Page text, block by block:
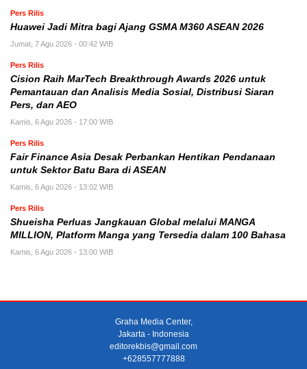
Pers Rilis
Huawei Jadi Mitra bagi Ajang GSMA M360 ASEAN 2026
Jumat, 7 Agu 2026 - 00:42 WIB
Pers Rilis
Cision Raih MarTech Breakthrough Awards 2026 untuk
Pemantauan dan Analisis Media Sosial, Distribusi Siaran
Pers, dan AEO
Kamis, 6 Agu 2026 - 17:00 WIB
Pers Rilis
Fair Finance Asia Desak Perbankan Hentikan Pendanaan
untuk Sektor Batu Bara di ASEAN
Kamis, 6 Agu 2026 - 13:02 WIB
Pers Rilis
Shueisha Perluas Jangkauan Global melalui MANGA
MILLION, Platform Manga yang Tersedia dalam 100 Bahasa
Kamis, 6 Agu 2026 - 13:00 WIB
Graha Media Center,
Jakarta - Indonesia
editorekbis@gmail.com
+628557777888